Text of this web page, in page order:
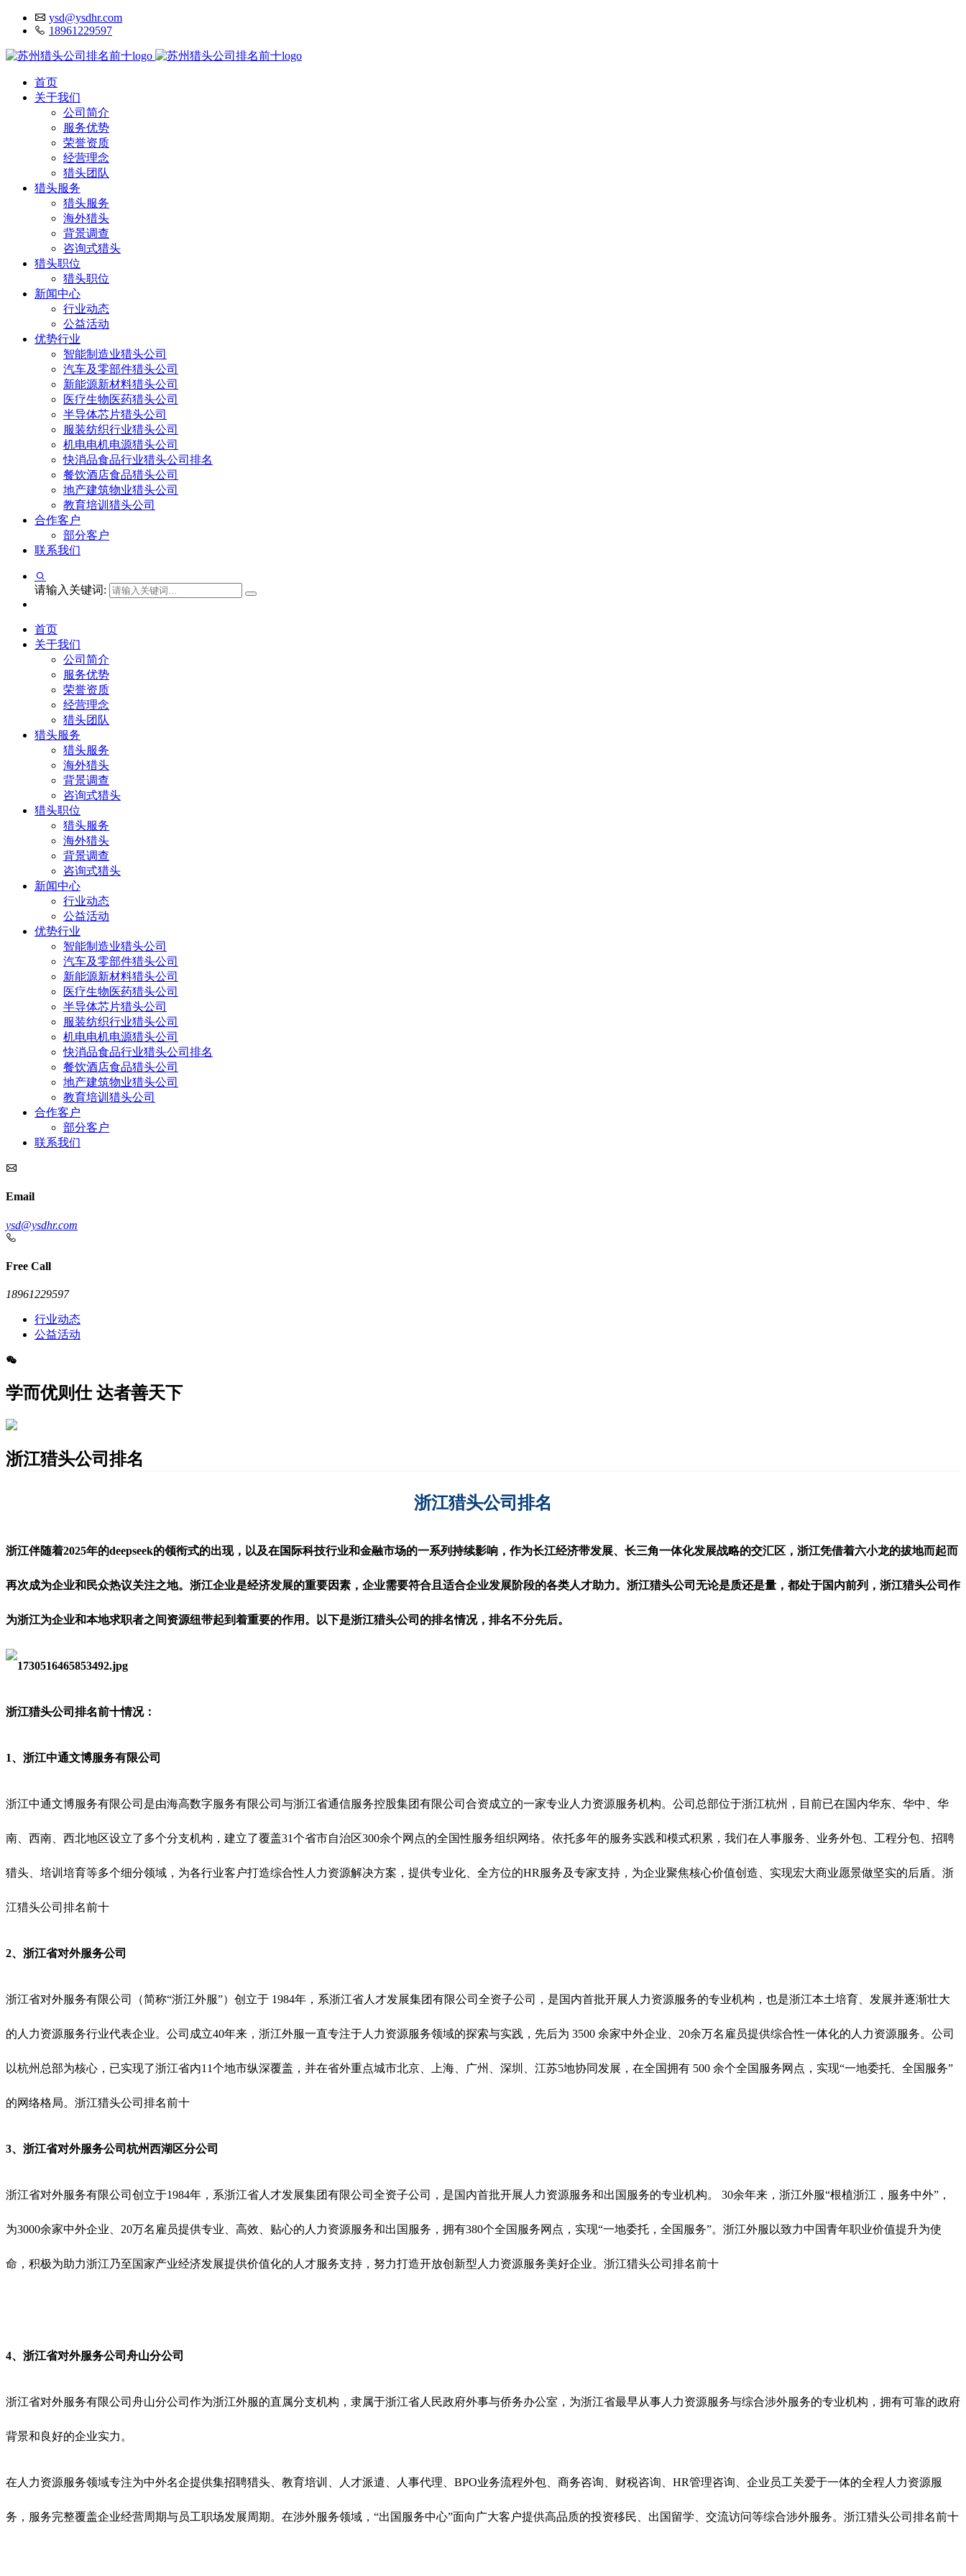
ysd@ysdhr.com
18961229597
首页
关于我们
公司简介
服务优势
荣誉资质
经营理念
猎头团队
猎头服务
猎头服务
海外猎头
背景调查
咨询式猎头
猎头职位
猎头职位
新闻中心
行业动态
公益活动
优势行业
智能制造业猎头公司
汽车及零部件猎头公司
新能源新材料猎头公司
医疗生物医药猎头公司
半导体芯片猎头公司
服装纺织行业猎头公司
机电电机电源猎头公司
快消品食品行业猎头公司排名
餐饮酒店食品猎头公司
地产建筑物业猎头公司
教育培训猎头公司
合作客户
部分客户
联系我们
请输入关键词:
首页
关于我们
公司简介
服务优势
荣誉资质
经营理念
猎头团队
猎头服务
猎头服务
海外猎头
背景调查
咨询式猎头
猎头职位
猎头服务
海外猎头
背景调查
咨询式猎头
新闻中心
行业动态
公益活动
优势行业
智能制造业猎头公司
汽车及零部件猎头公司
新能源新材料猎头公司
医疗生物医药猎头公司
半导体芯片猎头公司
服装纺织行业猎头公司
机电电机电源猎头公司
快消品食品行业猎头公司排名
餐饮酒店食品猎头公司
地产建筑物业猎头公司
教育培训猎头公司
合作客户
部分客户
联系我们
Email
ysd@ysdhr.com
Free Call
18961229597
行业动态
公益活动
学而优则仕 达者善天下
浙江猎头公司排名
浙江猎头公司排名
浙江伴随着2025年的deepseek的领衔式的出现，以及在国际科技行业和金融市场的一系列持续影响，作为长江经济带发展、长三角一体化发展战略的交汇区，浙江凭借着六小龙的拔地而起而
再次成为企业和民众热议关注之地。浙江企业是经济发展的重要因素，企业需要符合且适合企业发展阶段的各类人才助力。浙江猎头公司无论是质还是量，都处于国内前列，浙江猎头公司作
为浙江为企业和本地求职者之间资源纽带起到着重要的作用。以下是浙江猎头公司的排名情况，排名不分先后。
浙江猎头公司排名前十情况：
1、浙江中通文博服务有限公司
浙江中通文博服务有限公司是由海高数字服务有限公司与浙江省通信服务控股集团有限公司合资成立的一家专业人力资源服务机构。公司总部位于浙江杭州，目前已在国内华东、华中、华
南、西南、西北地区设立了多个分支机构，建立了覆盖31个省市自治区300余个网点的全国性服务组织网络。依托多年的服务实践和模式积累，我们在人事服务、业务外包、工程分包、招聘
猎头、培训培育等多个细分领域，为各行业客户打造综合性人力资源解决方案，提供专业化、全方位的HR服务及专家支持，为企业聚焦核心价值创造、实现宏大商业愿景做坚实的后盾。浙
江猎头公司排名前十
2、浙江省对外服务公司
浙江省对外服务有限公司（简称“浙江外服”）创立于 1984年，系浙江省人才发展集团有限公司全资子公司，是国内首批开展人力资源服务的专业机构，也是浙江本土培育、发展并逐渐壮大
的人力资源服务行业代表企业。公司成立40年来，浙江外服一直专注于人力资源服务领域的探索与实践，先后为 3500 余家中外企业、20余万名雇员提供综合性一体化的人力资源服务。公司
以杭州总部为核心，已实现了浙江省内11个地市纵深覆盖，并在省外重点城市北京、上海、广州、深圳、江苏5地协同发展，在全国拥有 500 余个全国服务网点，实现“一地委托、全国服务”
的网络格局。 浙江猎头公司排名前十
3、浙江省对外服务公司杭州西湖区分公司
浙江省对外服务有限公司创立于1984年，系浙江省人才发展集团有限公司全资子公司，是国内首批开展人力资源服务和出国服务的专业机构。 30余年来，浙江外服“根植浙江，服务中外”，
为3000余家中外企业、20万名雇员提供专业、高效、贴心的人力资源服务和出国服务，拥有380个全国服务网点，实现“一地委托，全国服务”。浙江外服以致力中国青年职业价值提升为使
命，积极为助力浙江乃至国家产业经济发展提供价值化的人才服务支持，努力打造开放创新型人力资源服务美好企业。浙江猎头公司排名前十
4、浙江省对外服务公司舟山分公司
浙江省对外服务有限公司舟山分公司作为浙江外服的直属分支机构，隶属于浙江省人民政府外事与侨务办公室，为浙江省最早从事人力资源服务与综合涉外服务的专业机构，拥有可靠的政府
背景和良好的企业实力。
在人力资源服务领域专注为中外名企提供集招聘猎头、教育培训、人才派遣、人事代理、BPO业务流程外包、商务咨询、财税咨询、HR管理咨询、企业员工关爱于一体的全程人力资源服
务，服务完整覆盖企业经营周期与员工职场发展周期。在涉外服务领域，“出国服务中心”面向广大客户提供高品质的投资移民、出国留学、交流访问等综合涉外服务。浙江猎头公司排名前十